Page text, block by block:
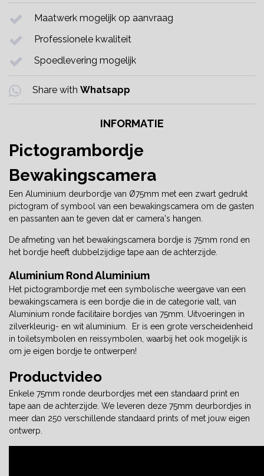
Maatwerk mogelijk op aanvraag
Professionele kwaliteit
Spoedlevering mogelijk
Share with Whatsapp
INFORMATIE
Pictogrambordje
Bewakingscamera
Een Aluminium deurbordje van Ø75mm met een zwart gedrukt
pictogram of symbool van een bewakingscamera om de gasten
en passanten aan te geven dat er camera's hangen.
De afmeting van het bewakingscamera bordje is 75mm rond en
het bordje heeft dubbelzijdige tape aan de achterzijde.
Aluminium Rond Aluminium
Het pictogrambordje met een symbolische weergave van een
bewakingscamera is een bordje die in de categorie valt, van
Aluminium ronde facilitaire bordjes van 75mm. Uitvoeringen in
zilverkleurig- en wit aluminium. Er is een grote verscheidenheid
in toiletsymbolen en reissymbolen, waarbij het ook mogelijk is
om je eigen bordje te ontwerpen!
Productvideo
Enkele 75mm ronde deurbordjes met een standaard print en
tape aan de achterzijde. We leveren deze 75mm deurbordjes in
meer dan 250 verschillende standaard prints of met jouw eigen
ontwerp.